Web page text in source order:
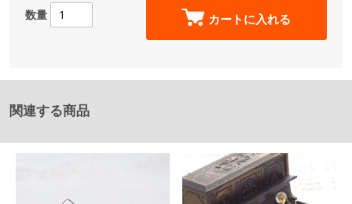
数量 カートに入れる
関連する商品